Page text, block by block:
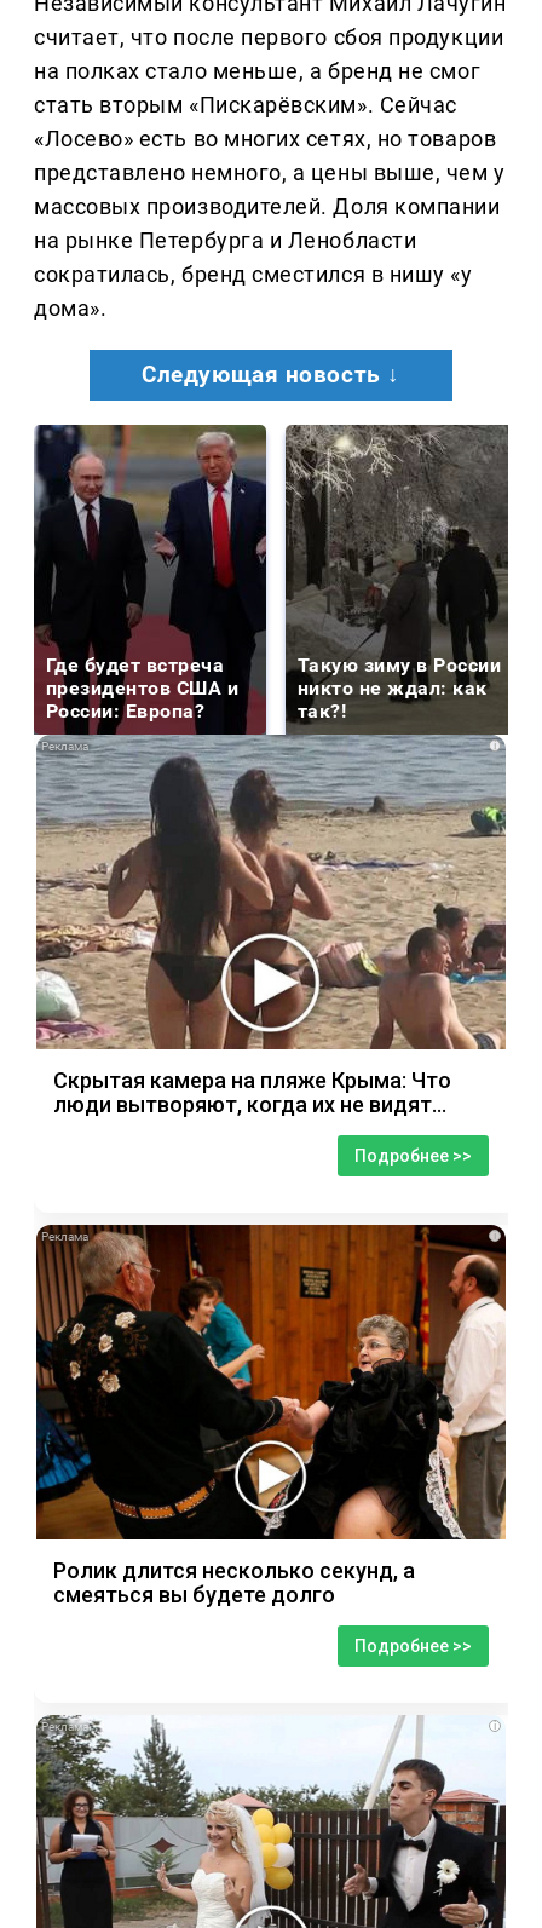
считает, что после первого сбоя продукции
на полках стало меньше, а бренд не смог
стать вторым «Пискарёвским». Сейчас
«Лосево» есть во многих сетях, но товаров
представлено немного, а цены выше, чем у
массовых производителей. Доля компании
на рынке Петербурга и Ленобласти
сократилась, бренд сместился в нишу «у
дома».
Следующая новость ↓
Где будет встреча
президентов США и
России: Европа?
Такую зиму в России
никто не ждал: как
так?!
i
Скрытая камера на пляже Крыма: Что
люди вытворяют, когда их не видят...
Подробнее >>
i
Ролик длится несколько секунд, а
смеяться вы будете долго
Подробнее >>
i